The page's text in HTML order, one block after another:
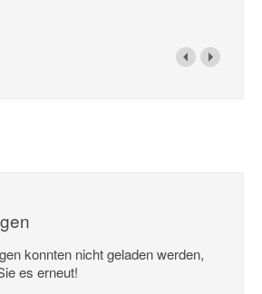
konnten nicht geladen werden,
es erneut!